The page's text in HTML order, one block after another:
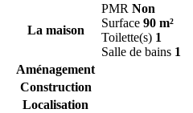
La maison
PMR Non
Surface 90 m²
Toilette(s) 1
Salle de bains 1
Aménagement
Construction
Localisation